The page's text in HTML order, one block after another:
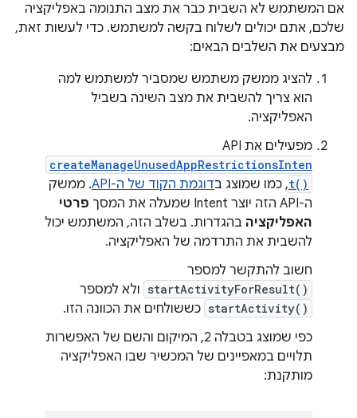
אם המשתמש לא השבית כבר את מצב התנומה באפליקציה
שלכם, אתם יכולים לשלוח בקשה למשתמש. כדי לעשות זאת,
מבצעים את השלבים הבאים:
להציג ממשק משתמש שמסביר למשתמש למה
הוא צריך להשבית את מצב השינה בשביל
האפליקציה.
מפעילים את API‏
createManageUnusedAppRestrictionsInten
t(), כמו שמוצג בדוגמת הקוד של ה-API
. ממשק
ה-API הזה יוצר Intent שמעלה את המסך
פרטי
האפליקציה בהגדרות. בשלב הזה, המשתמש יכול
להשבית את התרדמה של האפליקציה.
חשוב להתקשר למספר
startActivityForResult() ולא למספר
startActivity() כששולחים את הכוונה הזו.
כפי שמוצג בטבלה 2, המיקום והשם של האפשרות
תלויים במאפיינים של המכשיר שבו האפליקציה
מותקנת: